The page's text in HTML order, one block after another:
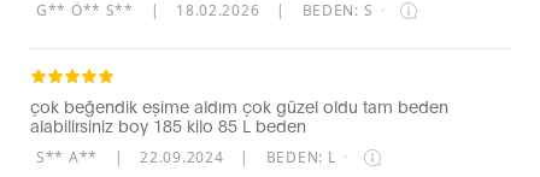
G** Ö** S** | 18.02.2026 | BEDEN: S ·
çok beğendik eşime aldım çok güzel oldu tam beden
alabilirsiniz boy 185 kilo 85 L beden
S** A** | 22.09.2024 | BEDEN: L ·